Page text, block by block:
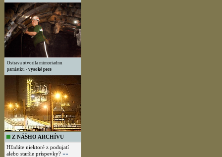
Ostrava otvorila mimoriadnu
pamiatku - vysoké pece
Z NÁŠHO ARCHÍVU
Hľadáte niektoré z podujatí
alebo staršie príspevky? »»